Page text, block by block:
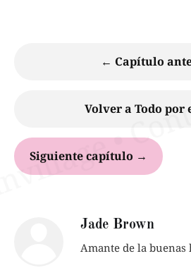
← Capítulo
Volver a Todo por
Siguiente capítulo →
Jade Brown
Amante de la buenas